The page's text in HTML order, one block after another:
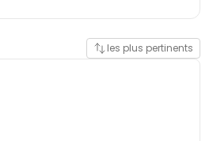
les plus pertinents